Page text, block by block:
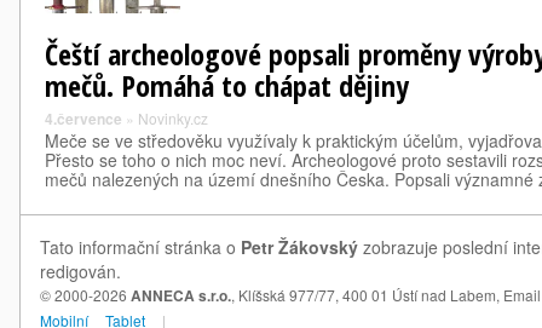
Čeští archeologové popsali proměny
mečů. Pomáhá to chápat dějiny
4.července » Novinky.cz
Meče se ve středověku využívaly k praktickým účelům,
Přesto se toho o nich moc neví. Archeologové proto sestavili
mečů nalezených na území dnešního Česka. Popsali
Tato informační stránka o Petr Žákovský zobrazuje poslední
redigován.
© 2000-2026 ANNECA s.r.o., Klíšská 977/77, 400 01 Ústí nad Labem,
Mobilní
Tablet |